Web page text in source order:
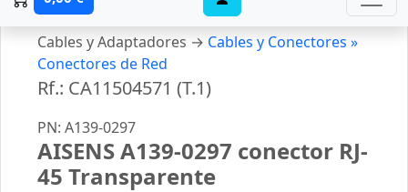
Cables y Adaptadores → Cables y Conectores »
Conectores de Red
Rf.: CA11504571 (T.1)
PN: A139-0297
AISENS A139-0297 conector RJ-
45 Transparente